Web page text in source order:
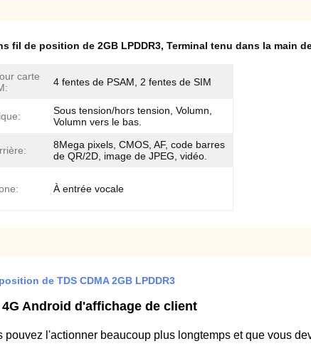
fil de position de 2GB LPDDR3, Terminal tenu dans la main
carte
4 fentes de PSAM, 2 fentes de SIM
Sous tension/hors tension, Volumn,
Volumn vers le bas.
8Mega pixels, CMOS, AF, code barres
de QR/2D, image de JPEG, vidéo.
À entrée vocale
de TDS CDMA 2GB LPDDR3
Android d'affichage de client
l'actionner beaucoup plus longtemps et que vous